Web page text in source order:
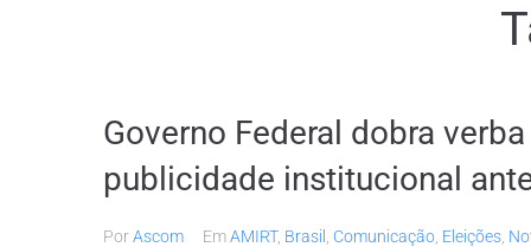
Governo Federal dobra
publicidade institucional
PorAscom EmAMIRT, Brasil Comunicação Eleições